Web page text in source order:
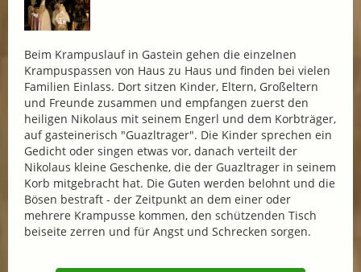
Beim Krampuslauf in Gastein gehen die einzelnen
Krampuspassen von Haus zu Haus und finden bei vielen
Familien Einlass. Dort sitzen Kinder, Eltern, Großeltern
und Freunde zusammen und empfangen zuerst den
heiligen Nikolaus mit seinem Engerl und dem Korbträger,
auf gasteinerisch "Guazltrager". Die Kinder sprechen ein
Gedicht oder singen etwas vor, danach verteilt der
Nikolaus kleine Geschenke, die der Guazltrager in seinem
Korb mitgebracht hat. Die Guten werden belohnt und die
Bösen bestraft - der Zeitpunkt an dem einer oder
mehrere Krampusse kommen, den schützenden Tisch
beiseite zerren und für Angst und Schrecken sorgen.